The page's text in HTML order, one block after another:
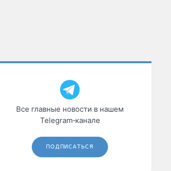
Все главные новости в нашем
Telegram‑канале
ПОДПИСАТЬСЯ